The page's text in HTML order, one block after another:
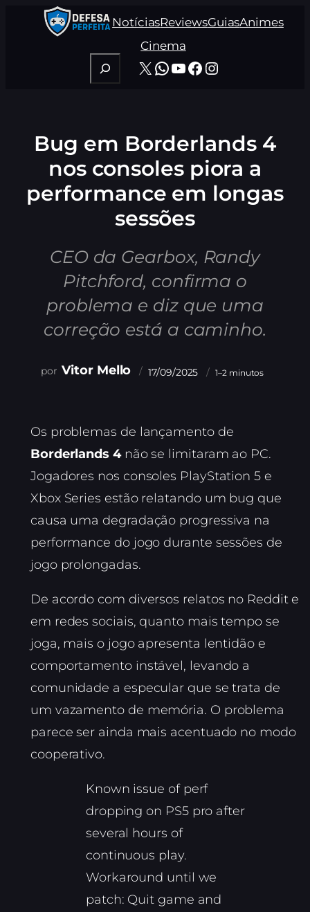
NotíciasReviewsGuiasAnimes
Cinema
Pesquisar
X WhatsApp
Youtube
Facebook
Instagram
Bug em Borderlands 4
nos consoles piora a
performance em longas
sessões
CEO da Gearbox, Randy
Pitchford, confirma o
problema e diz que uma
correção está a caminho.
Vitor Mello 17/09/2025 1–2 minutos
Os problemas de lançamento de
Borderlands 4não se limitaram ao PC.
Jogadores nos consoles PlayStation 5 e
Xbox Series estão relatando um bug que
causa uma degradação progressiva na
performance do jogo durante sessões de
jogo prolongadas.
De acordo com diversos relatos no Reddit e
em redes sociais, quanto mais tempo se
joga, mais o jogo apresenta lentidão e
comportamento instável, levando a
comunidade a especular que se trata de
um vazamento de memória. O problema
parece ser ainda mais acentuado no modo
cooperativo.
Known issue of perf
dropping on PS5 pro after
several hours of
continuous play.
Workaround until we
patch: Quit game and